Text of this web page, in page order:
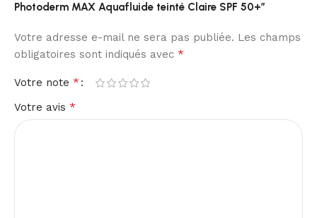
Photoderm MAX Aquafluide teinté Claire SPF 50+”
Votre adresse e-mail ne sera pas publiée. Les champs
obligatoires sont indiqués avec *
Votre note *
Votre avis *